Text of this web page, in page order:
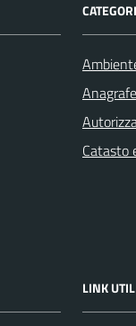
Catasto
LINK